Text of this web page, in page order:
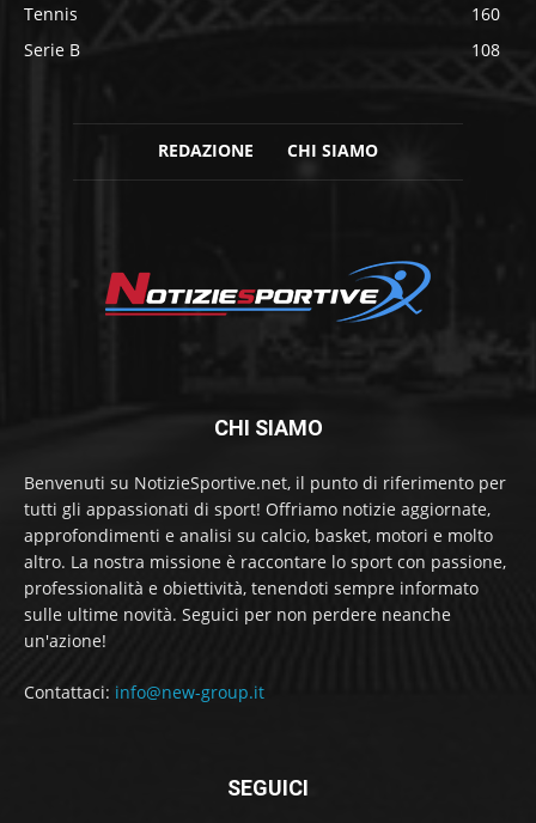
Tennis
160
Serie B
108
REDAZIONE CHI SIAMO
CHI SIAMO
Benvenuti su NotizieSportive.net, il punto di riferimento per
tutti gli appassionati di sport! Offriamo notizie aggiornate,
approfondimenti e analisi su calcio, basket, motori e molto
altro. La nostra missione è raccontare lo sport con passione,
professionalità e obiettività, tenendoti sempre informato
sulle ultime novità. Seguici per non perdere neanche
un'azione!
Contattaci: info@new-group.it
SEGUICI